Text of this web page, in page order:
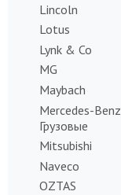
Lincoln
Lotus
Lynk & Co
MG
Maybach
Mercedes-Benz
Грузовые
Mitsubishi
Naveco
OZTAS